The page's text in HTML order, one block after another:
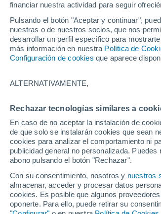
financiar nuestra actividad para seguir
Pulsando el botón "Aceptar y continuar",
nuestras o de nuestros socios, que nos
desarrollar un perfil específico para
más información en nuestra Política de
Configuración de cookies que aparece
ALTERNATIVAMENTE,
Rechazar tecnologías similares a
En caso de no aceptar la instalación de
de que solo se instalarán cookies que sean
cookies para analizar el comportamiento ni
publicidad general no personalizada.
abono pulsando el botón "Rechazar".
Con su consentimiento, nosotros y nuestros
almacenar, acceder y procesar datos
cookies. Es posible que algunos
oponerte. Para ello, puede retirar su
Nistos
12/12/2026
Parte de nieve hoy
Pistas por dificultad
Kilómetros esquiables